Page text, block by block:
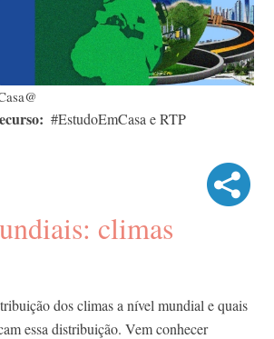
#EstudoEmCasa e RTP
climas
dos climas a nível mundial e quais
essa distribuição. Vem conhecer